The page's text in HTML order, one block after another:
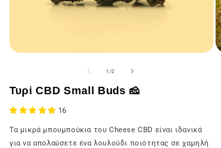
1
σε
modal
παράθυρο
1 /από
2
Τυρί CBD Small Buds 🧀
16
Τα μικρά μπουμπούκια του Cheese CBD είναι ιδανικά
για να απολαύσετε ένα λουλούδι ποιότητας σε χαμηλή